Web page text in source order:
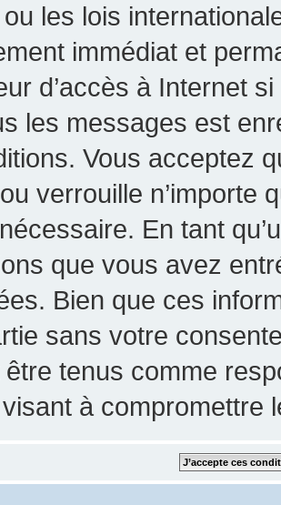
les lois
immédiat et
d’accès à Internet
les messages est
Vous acceptez
verrouille n’importe
En tant
que vous avez
Bien que ces
sans votre
être tenus comme
à compromettre